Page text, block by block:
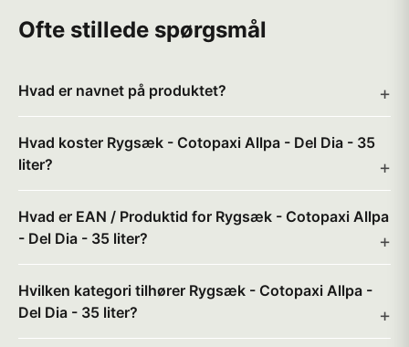
Ofte stillede spørgsmål
Hvad er navnet på produktet?
Hvad koster Rygsæk - Cotopaxi Allpa - Del Dia - 35
liter?
Hvad er EAN / Produktid for Rygsæk - Cotopaxi Allpa
- Del Dia - 35 liter?
Hvilken kategori tilhører Rygsæk - Cotopaxi Allpa -
Del Dia - 35 liter?